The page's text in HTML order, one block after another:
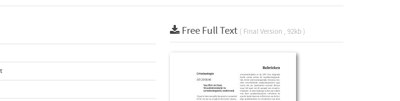
Free Full Text ( Final Version , 92kb )